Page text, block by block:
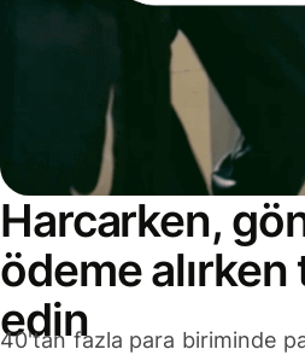
Harcarken,
ödeme
edin
40'tan fazla para biriminde